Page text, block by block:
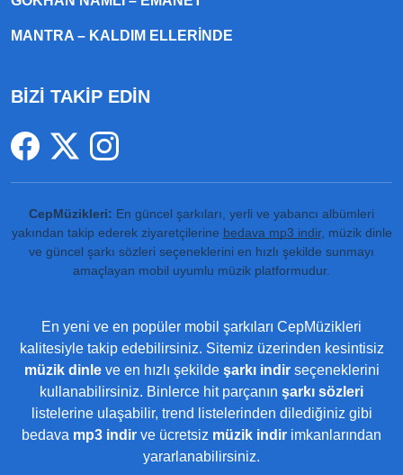
MANTRA – KALDIM ELLERINDE
BİZİ TAKİP EDİN
CepMüzikleri: En güncel şarkıları, yerli ve yabancı albümleri
yakından takip ederek ziyaretçilerine bedava mp3 indir, müzik dinle
ve güncel şarkı sözleri seçeneklerini en hızlı şekilde sunmayı
amaçlayan mobil uyumlu müzik platformudur.
En yeni ve en popüler mobil şarkıları CepMüzikleri
kalitesiyle takip edebilirsiniz. Sitemiz üzerinden kesintisiz
müzik dinleve en hızlı şekilde şarkı indirseçeneklerini
kullanabilirsiniz. Binlerce hit parçanın şarkı sözleri
listelerine ulaşabilir, trend listelerinden dilediğiniz gibi
bedava mp3 indir ve ücretsiz müzik indir imkanlarından
yararlanabilirsiniz.